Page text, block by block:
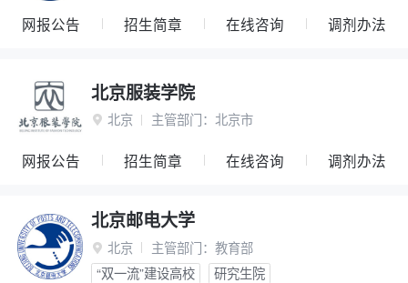
网报公告 招生简章 在线咨询 调剂办法
北京服装学院
 北京 主管部门： 北京市
网报公告 招生简章 在线咨询 调剂办法
北京邮电大学
 北京 主管部门： 教育部
“双一流”建设高校
研究生院